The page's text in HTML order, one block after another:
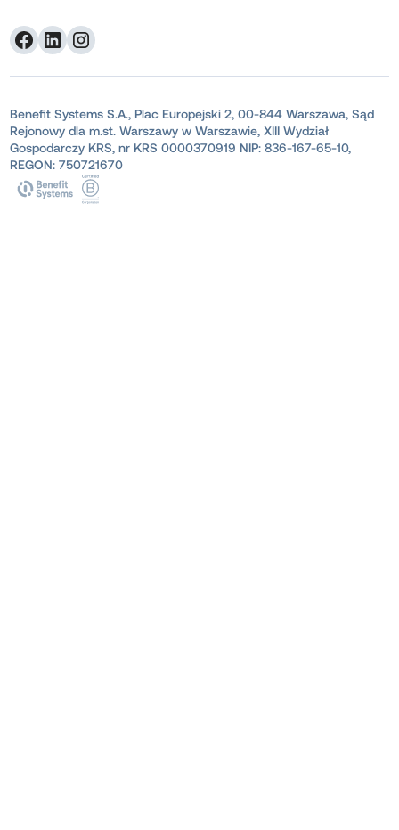
Benefit Systems S.A., Plac Europejski 2, 00-844 Warszawa, Sąd
Rejonowy dla m.st. Warszawy w Warszawie, XIII Wydział
Gospodarczy KRS, nr KRS 0000370919 NIP: 836-167-65-10,
REGON: 750721670